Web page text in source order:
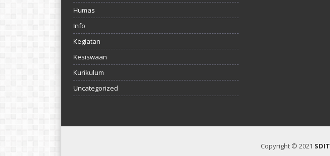
Humas
Info
Kegiatan
Kesiswaan
Kurikulum
Uncategorized
Copyright © 2021